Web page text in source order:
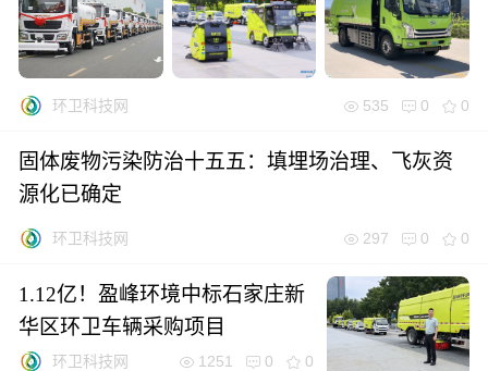
环卫科技网 535 0 0
固体废物污染防治十五五：填埋场治理、飞灰资
源化已确定
环卫科技网 297 0 0
1.12亿！盈峰环境中标石家庄新
华区环卫车辆采购项目
环卫科技网 1251 0 0